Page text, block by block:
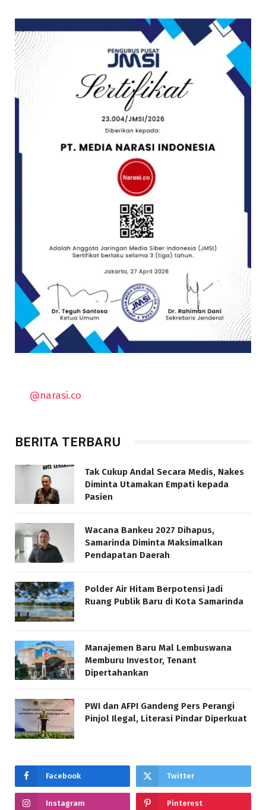
@narasi.co
BERITA TERBARU
Tak Cukup Andal Secara Medis, Nakes
Diminta Utamakan Empati kepada
Pasien
Wacana Bankeu 2027 Dihapus,
Samarinda Diminta Maksimalkan
Pendapatan Daerah
Polder Air Hitam Berpotensi Jadi
Ruang Publik Baru di Kota Samarinda
Manajemen Baru Mal Lembuswana
Memburu Investor, Tenant
Dipertahankan
PWI dan AFPI Gandeng Pers Perangi
Pinjol Ilegal, Literasi Pindar Diperkuat
Facebook Twitter
Instagram Pinterest